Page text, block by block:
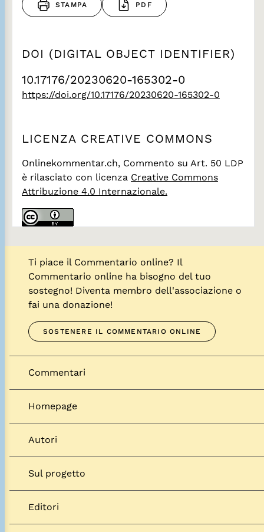
STAMPA PDF
DOI (DIGITAL OBJECT IDENTIFIER)
10.17176/20230620-165302-0
https://doi.org/10.17176/20230620-165302-0
LICENZA CREATIVE COMMONS
Onlinekommentar.ch, Commento su Art. 50 LDP
è rilasciato con licenza Creative Commons
Attribuzione 4.0 Internazionale.
Ti piace il Commentario online? Il
Commentario online ha bisogno del tuo
sostegno! Diventa membro dell'associazione o
fai una donazione!
SOSTENERE IL COMMENTARIO ONLINE
Commentari
Homepage
Autori
Sul progetto
Editori